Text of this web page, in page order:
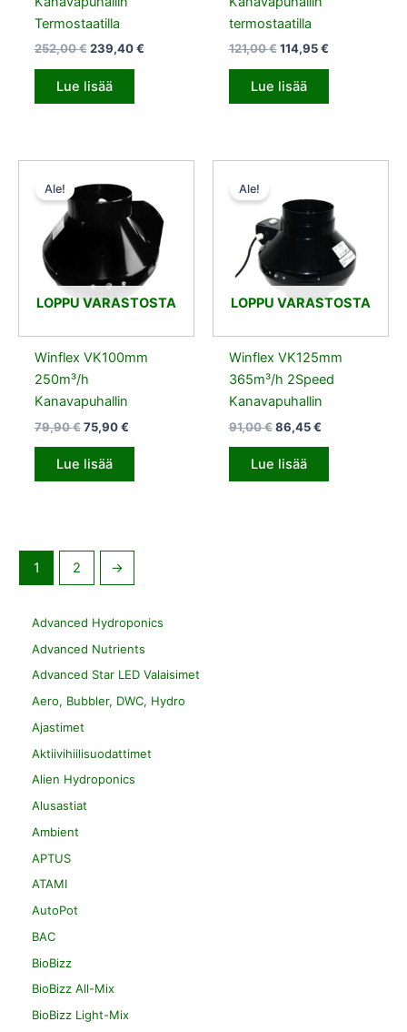
Advanced Hydroponics
Advanced Nutrients
Advanced Star LED Valaisimet
Aero, Bubbler, DWC, Hydro
Ajastimet
Aktiivihiilisuodattimet
Alien Hydroponics
Alusastiat
Ambient
APTUS
ATAMI
AutoPot
BAC
BioBizz
BioBizz All-Mix
BioBizz Light-Mix
Termostaatilla
252,00€ 239,40€
Lue lisää
termostaatilla
121,00€ 114,95€
Lue lisää
LOPPU VARASTOSTA
Ale!
Winflex VK100mm
250m³/h
Kanavapuhallin
79,90€
Alkuperäinen
hinta
oli:
79,90 €.
75,90€
Nykyinen
on:
75,90 €.
Lue lisää
LOPPU VARASTOSTA
Ale!
Winflex VK125mm
365m³/h 2Speed
Kanavapuhallin
91,00€
Alkuperäinen
oli:
91,00 €.
86,45€
Nykyinen
on:
86,45 €.
Lue lisää
1 2 →